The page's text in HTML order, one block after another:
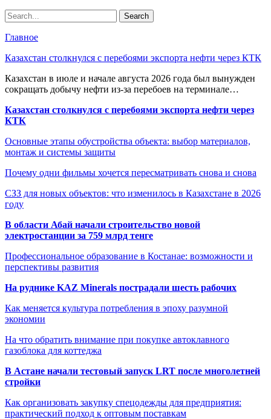
Главное
Казахстан столкнулся с перебоями экспорта нефти через КТК
Казахстан в июле и начале августа 2026 года был вынужден
сокращать добычу нефти из-за перебоев на терминале…
Казахстан столкнулся с перебоями экспорта нефти через
КТК
Основные этапы обустройства объекта: выбор материалов,
монтаж и системы защиты
Почему одни фильмы хочется пересматривать снова и снова
СЗЗ для новых объектов: что изменилось в Казахстане в 2026
году
В области Абай начали строительство новой
электростанции за 759 млрд тенге
Профессиональное образование в Костанае: возможности и
перспективы развития
На руднике KAZ Minerals пострадали шесть рабочих
Как меняется культура потребления в эпоху разумной
экономии
На что обратить внимание при покупке автоклавного
газоблока для коттеджа
В Астане начали тестовый запуск LRT после многолетней
стройки
Как организовать закупку спецодежды для предприятия:
практический подход к оптовым поставкам